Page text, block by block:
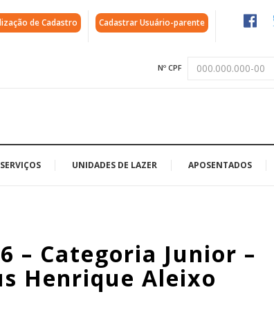
de Cadastro Cadastrar Usuário-parente
Nº CPF
SERVIÇOS UNIDADES DE LAZER APOSENTADOS
– Categoria Junior –
Henrique Aleixo